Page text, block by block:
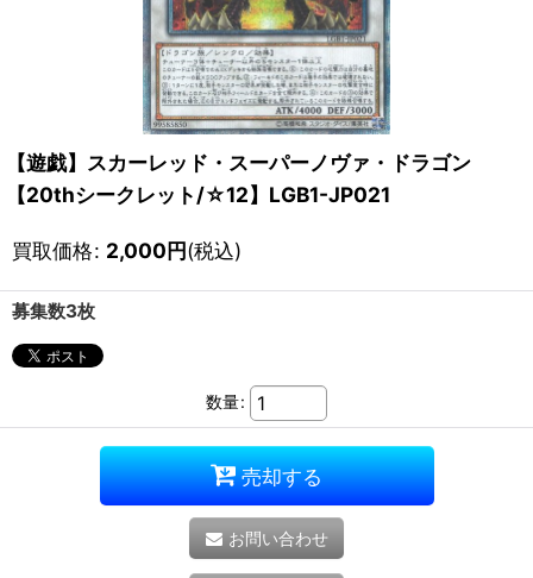
【遊戯】スカーレッド・スーパーノヴァ・ドラゴン
【20thシークレット/☆12】LGB1-JP021
買取価格: 2,000円(税込)
募集数3枚
数量:
売却する
お問い合わせ